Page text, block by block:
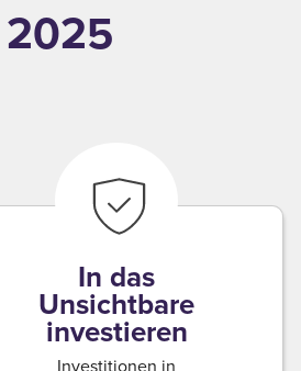
In das
Unsichtbare
investieren
Investitionen in